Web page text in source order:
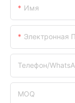
Имя
Электронная
Телефон/
MOQ